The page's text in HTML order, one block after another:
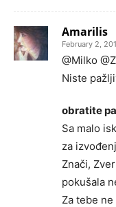
Amarilis
February 2,
@Milko
Niste
obratite
Sa malo
za
Znači,
pokušala
Za tebe